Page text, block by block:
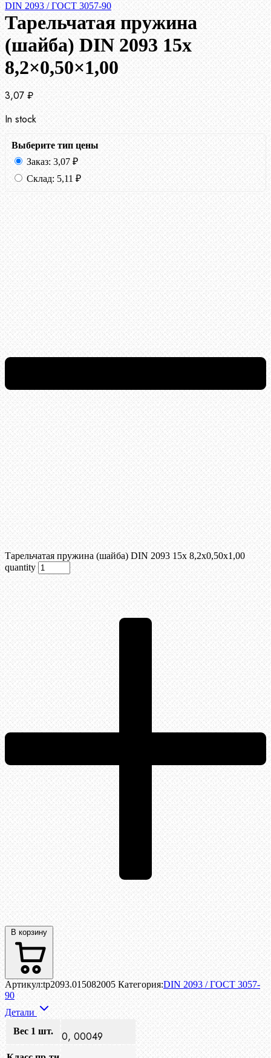
DIN 2093 / ГОСТ 3057-90
Тарельчатая пружина
(шайба) DIN 2093 15x
8,2×0,50×1,00
3,07 ₽
In stock
Выберите тип цены
Заказ: 3,07 ₽
Склад: 5,11 ₽
Тарельчатая пружина (шайба) DIN 2093 15x 8,2x0,50x1,00
quantity
В корзину
Артикул:tp2093.015082005 Категория:DIN 2093 / ГОСТ 3057-
90
Детали
Вес 1 шт.
0, 00049